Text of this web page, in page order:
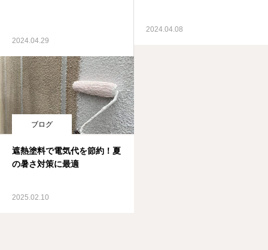
2024.04.29
2024.04.08
ブログ
遮熱塗料で電気代を節約！夏
の暑さ対策に最適
2025.02.10